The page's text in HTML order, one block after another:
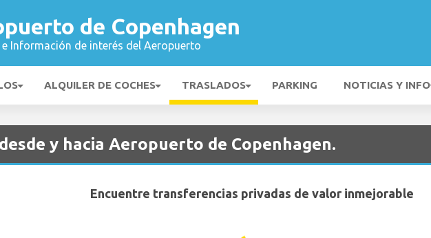
de Copenhagen
e Información de interés del Aeropuerto
ALQUILER DE COCHES TRASLADOS PARKING NOTICIAS Y INFO
y hacia Aeropuerto de Copenhagen.
Encuentre transferencias privadas de valor inmejorable